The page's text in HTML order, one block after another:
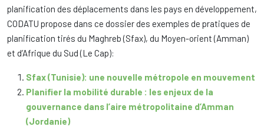
planification des déplacements dans les pays en développement,
CODATU propose dans ce dossier des exemples de pratiques de
planification tirés du Maghreb (Sfax), du Moyen-orient (Amman)
et d’Afrique du Sud (Le Cap):
Sfax (Tunisie): une nouvelle métropole en mouvement
Planifier la mobilité durable : les enjeux de la
gouvernance dans l’aire métropolitaine d’Amman
(Jordanie)